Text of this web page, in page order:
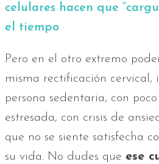
celulares hacen que
el tiempo
Pero en el otro extremo
misma rectificación cervical,
persona sedentaria, con
estresada, con crisis de
que no se siente satisfecha
su vida. No dudes que ese